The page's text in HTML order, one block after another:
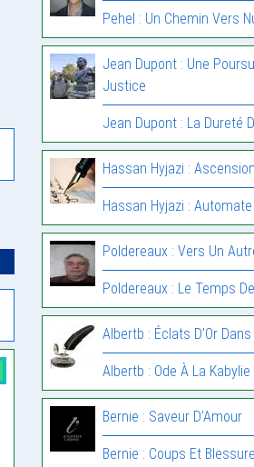
Pehel : Un Chemin Vers
Jean Dupont : Une
Justice
Jean Dupont : La Dureté
Hassan Hyjazi : Ascension
Hassan Hyjazi : Automate
Poldereaux : Vers Un
Poldereaux : Le Temps
Albertb : Éclats D’Or Dans
Albertb : Ode À La Kabylie
Bernie : Saveur D’Amour
Bernie : Coups Et